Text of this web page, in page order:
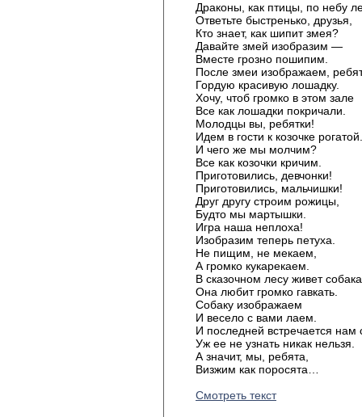
Драконы, как птицы, по небу
Ответьте быстренько, друзья,
Кто знает, как шипит змея?
Давайте змей изобразим —
Вместе грозно пошипим.
После змеи изображаем,
Гордую красивую лошадку.
Хочу, чтоб громко в этом зале
Все как лошадки покричали.
Молодцы вы, ребятки!
Идем в гости к козочке рогатой.
И чего же мы молчим?
Все как козочки кричим.
Приготовились, девчонки!
Приготовились, мальчишки!
Друг другу строим рожицы,
Будто мы мартышки.
Игра наша неплоха!
Изобразим теперь петуха.
Не пищим, не мекаем,
А громко кукарекаем.
В сказочном лесу живет
Она любит громко гавкать.
Собаку изображаем
И весело с вами лаем.
И последней встречается нам
Уж ее не узнать никак нельзя.
А значит, мы, ребята,
Визжим как поросята…
Смотреть текст